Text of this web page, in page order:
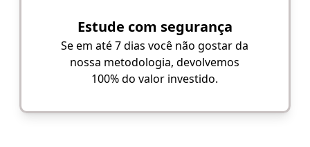
Estude com segurança
Se em até 7 dias você não gostar da
nossa metodologia, devolvemos
100% do valor investido.